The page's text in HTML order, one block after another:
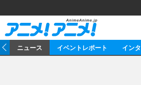
ニュース イベントレポート イン